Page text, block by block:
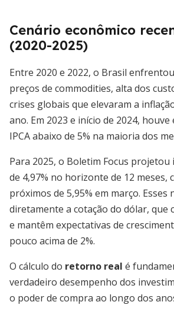
Cenário econômico
(2020-2025)
Entre 2020 e 2022, o Brasil
preços de commodities, alta dos
crises globais que elevaram a
ano. Em 2023 e início de 2024,
IPCA abaixo de 5% na maioria dos
Para 2025, o Boletim Focus
de 4,97% no horizonte de 12 meses,
próximos de 5,95% em março.
diretamente a cotação do dólar, que
e mantêm expectativas de
pouco acima de 2%.
O cálculo do retorno real é
verdadeiro desempenho dos
o poder de compra ao longo dos